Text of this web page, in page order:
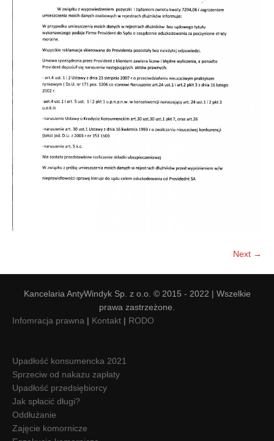
Next →
Kancelaria AntyWindyk Sp. z o.o. © 2015 - 2022 | Wszelkie
prawa zastrzeżone.
Infomracja prawna | Kontakt | RODO
Upadłość konsumencka 2021
Sprzeciw od nakazu zapłaty
Upadłość przedsiębiorcy
Jak spłacić długi?
Oddłużanie
Zajęcie komornicze